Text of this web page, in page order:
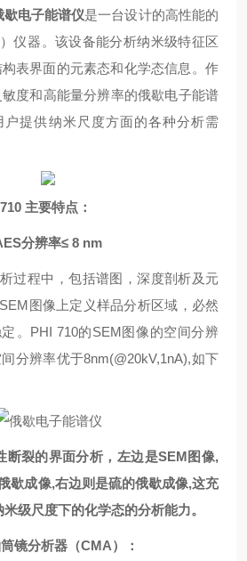
歇电子能谱仪是一台设计的高性能的
器。该设备能分析纳米级特征区
界面的元素态和化学态信息。作
度和高能量分辨率的俄歇电子能谱
户提供纳米尺度方面的各种分析需
主要特点：
分辨率≤ 8 nm
中，包括谱图，深度剖析及元
图像上定义样品分析区域，必然
。PHI 710的SEM图像的空间分辨
分辨率优于8nm(@20kV,1nA),如下
裂的界面分析，左边是SEM图像,
俄歇成像,右边则是硫的俄歇成像,这充
级尺度下的化学态的分析能力。
分析器（CMA）：